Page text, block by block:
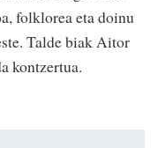
folklorea eta doinu
Talde biak Aitor
kontzertua.